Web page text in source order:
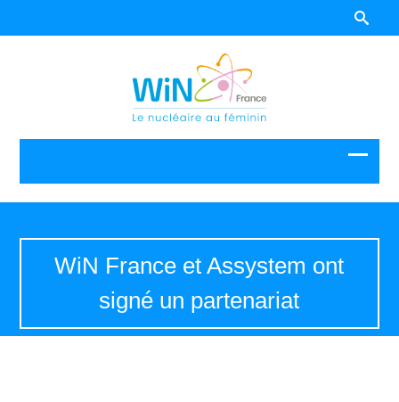
WiN France et Assystem ont
signé un partenariat